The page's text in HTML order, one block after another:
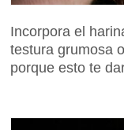
Incorpora el
testura grumosa
porque esto te